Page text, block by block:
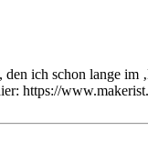
ich schon lange im
https://